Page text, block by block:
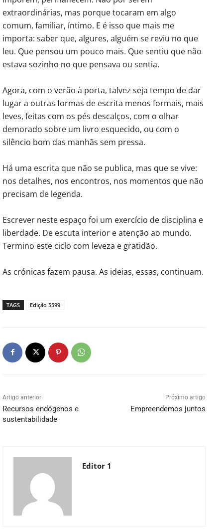
extraordinárias, mas porque tocaram em algo
comum, familiar, íntimo. E é isso que mais me
importa: saber que, algures, alguém se reviu no que
leu. Que pensou um pouco mais. Que sentiu que não
estava sozinho no que pensava ou sentia.
Agora, com o verão à porta, talvez seja tempo de dar
lugar a outras formas de escrita menos formais, mais
leves, feitas com os pés descalços, com o olhar
demorado sobre um livro esquecido, ou com o
silêncio bom das manhãs sem pressa.
Há uma escrita que não se publica, mas que se vive:
nos detalhes, nos encontros, nos momentos que não
precisam de legenda.
Escrever neste espaço foi um exercício de disciplina e
liberdade. De escuta interior e atenção ao mundo.
Termino este ciclo com leveza e gratidão.
As crónicas fazem pausa. As ideias, essas, continuam.
TAGS Edição 5599
Artigo anterior
Recursos endógenos e
sustentabilidade
Próximo artigo
Empreendemos juntos
Editor 1